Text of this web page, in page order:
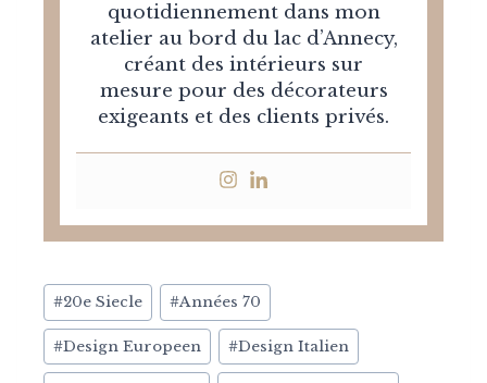
quotidiennement dans mon
atelier au bord du lac d’Annecy,
créant des intérieurs sur
mesure pour des décorateurs
exigeants et des clients privés.
Post
Tags:
#20e Siecle #Années 70
#Design Europeen #Design Italien